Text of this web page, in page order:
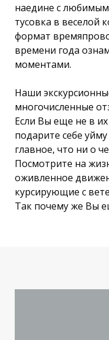
наедине с
тусовка в веселой
формат
времени года
моментами.
Наши
многочисленные
Если Вы еще не в их
подарите себе
главное, что ни о
Посмотрите на
оживленное
курсирующие с
Так почему же Вы